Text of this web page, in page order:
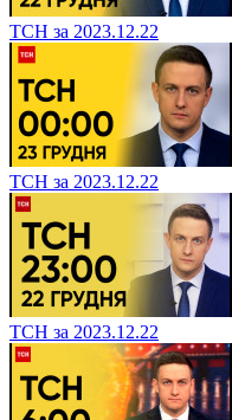
ТСН за 2023.12.22
ТСН за 2023.12.22
ТСН за 2023.12.22